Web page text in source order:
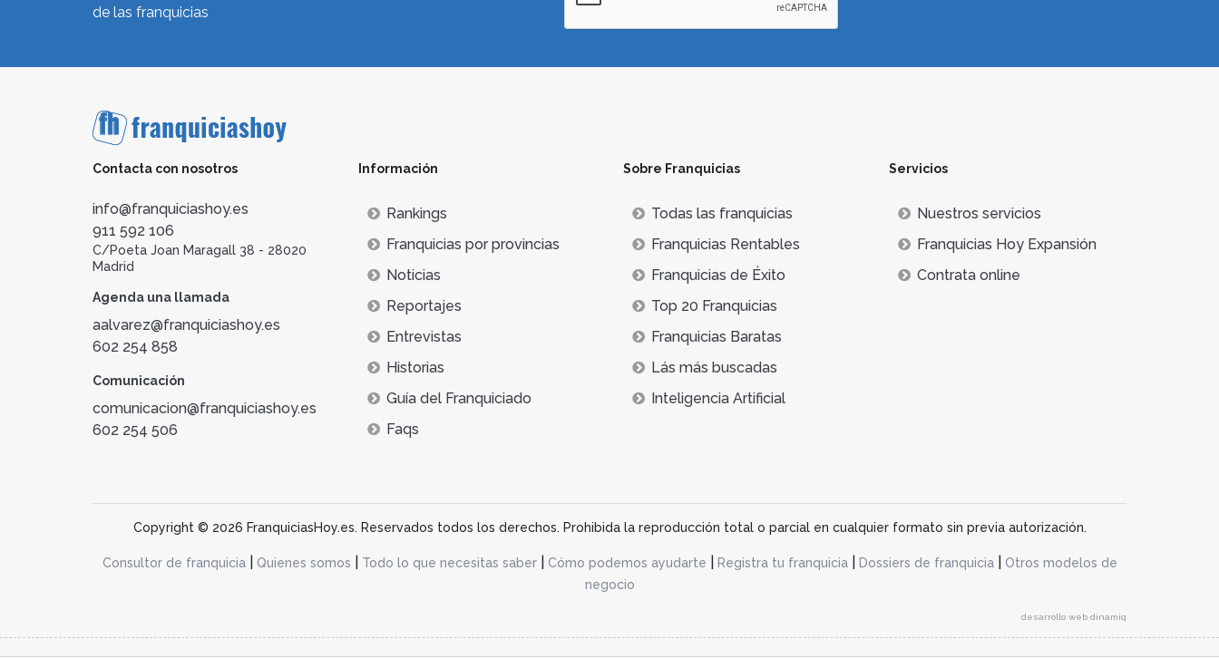
de las franquicias
Contacta con nosotros
info@franquiciashoy.es
911 592 106
C/Poeta Joan Maragall 38 - 28020
Madrid
Agenda una llamada
aalvarez@franquiciashoy.es
602 254 858
Comunicación
comunicacion@franquiciashoy.es
602 254 506
Información
Rankings
Franquicias por provincias
Noticias
Reportajes
Entrevistas
Historias
Guía del Franquiciado
Faqs
Sobre Franquicias
Todas las franquicias
Franquicias Rentables
Franquicias de Éxito
Top 20 Franquicias
Franquicias Baratas
Lás más buscadas
Inteligencia Artificial
Servicios
Nuestros servicios
Franquicias Hoy Expansión
Contrata online
Copyright © 2026 FranquiciasHoy.es. Reservados todos los derechos. Prohibida la reproducción total o parcial en cualquier formato sin previa autorización.
Consultor de franquicia| Quienes somos Todo lo que necesitas saber| Cómo podemos ayudarte Registra tu franquicia| Dossiers de franquicia|
Otros modelos de
negocio
desarrollo web dinamiq